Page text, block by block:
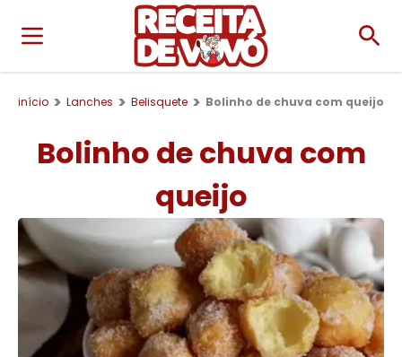
início Lanches Belisquete Bolinho de chuva com queijo
Bolinho de chuva com
queijo